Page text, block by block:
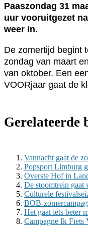
Paaszondag 31
uur vooruitgezet
weer in.
De zomertijd begint
zondag van maart
van oktober. Een
VOORjaar gaat de
Gerelateerde
Vannacht gaat de
Popsport Limburg
Overste Hof in
De stoomtrein
Culturele
BOB-
Het gaat iets beter
Cam­pag­ne Ik Fiets